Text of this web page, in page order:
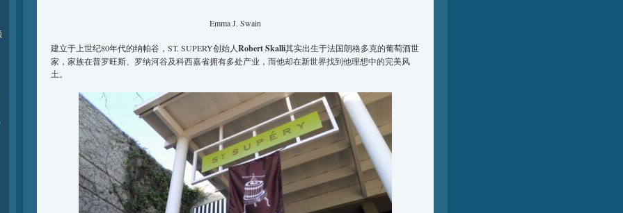
Emma J. Swain
建立于上世纪80年代的纳帕谷，ST. SUPERY创始人Robert Skalli其实出生于法国朗格多克的葡萄酒世
家，家族在普罗旺斯、罗纳河谷及科西嘉省拥有多处产业，而他却在新世界找到他理想中的完美风
土。